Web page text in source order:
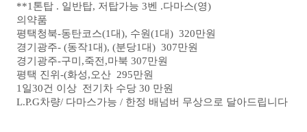
**1톤탑 . 일반탑, 저탑가능 3벤 .다마스(영)
의약품
평택청북-동탄코스(1대), 수원(1대) 320만원
경기광주- (동작1대), (분당1대) 307만원
경기광주-구미,죽전,마북 307만원
평택 진위-(화성,오산 295만원
1일30건 이상 전기차 수당 30 만원
L.P.G차량/ 다마스가능 / 한정 배넘버 무상으로 달아드립니다